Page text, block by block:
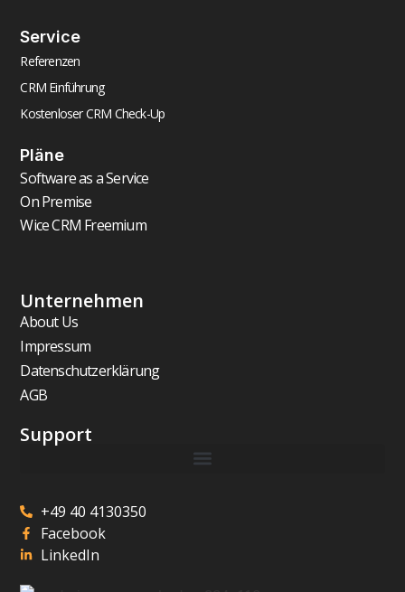
Service
Referenzen
CRM Einführung
Kostenloser CRM Check-Up
Pläne
Software as a Service
On Premise
Wice CRM Freemium
Unternehmen
About Us
Impressum
Datenschutzerklärung
AGB
Support
+49 40 4130350
Facebook
LinkedIn